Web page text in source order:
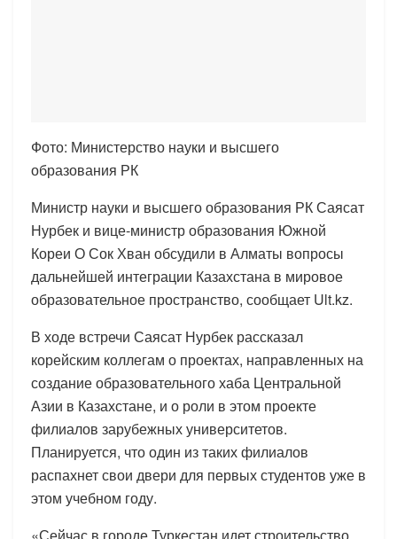
Фото: Министерство науки и высшего
образования РК
Министр науки и высшего образования РК Саясат
Нурбек и вице-министр образования Южной
Кореи О Сок Хван обсудили в Алматы вопросы
дальнейшей интеграции Казахстана в мировое
образовательное пространство, сообщает Ult.kz.
В ходе встречи Саясат Нурбек рассказал
корейским коллегам о проектах, направленных на
создание образовательного хаба Центральной
Азии в Казахстане, и о роли в этом проекте
филиалов зарубежных университетов.
Планируется, что один из таких филиалов
распахнет свои двери для первых студентов уже в
этом учебном году.
«Сейчас в городе Туркестан идет строительство